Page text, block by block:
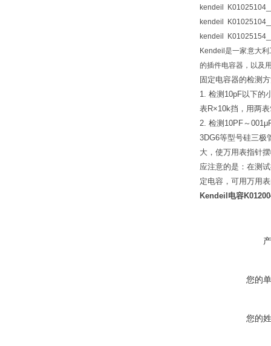
kendeil
kendeil
kendeil
Kendeil是一家意大
的插件电容器，以及
固定电容器的检测
1. 检测10pF以下的
表R×10k挡，用两
2. 检测10PF～
3DG6等型号硅三极
大，使万用表指针
应注意的是：在测
定电容，可用万用
Kendeil电容
您的
您的